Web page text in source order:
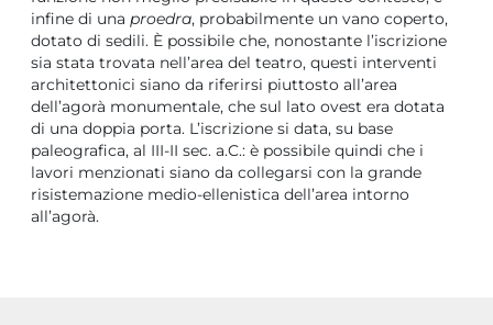
infine di una proedra, probabilmente un vano coperto,
dotato di sedili. È possibile che, nonostante l’iscrizione
sia stata trovata nell’area del teatro, questi interventi
architettonici siano da riferirsi piuttosto all’area
dell’agorà monumentale, che sul lato ovest era dotata
di una doppia porta. L’iscrizione si data, su base
paleografica, al III-II sec. a.C.: è possibile quindi che i
lavori menzionati siano da collegarsi con la grande
risistemazione medio-ellenistica dell’area intorno
all’agorà.